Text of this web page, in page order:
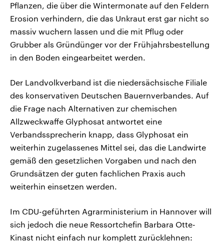
Pflanzen, die über die Wintermonate auf den Feldern
Erosion verhindern, die das Unkraut erst gar nicht so
massiv wuchern lassen und die mit Pflug oder
Grubber als Gründünger vor der Frühjahrsbestellung
in den Boden eingearbeitet werden.
Der Landvolkverband ist die niedersächsische Filiale
des konservativen Deutschen Bauernverbandes. Auf
die Frage nach Alternativen zur chemischen
Allzweckwaffe Glyphosat antwortet eine
Verbandssprecherin knapp, dass Glyphosat ein
weiterhin zugelassenes Mittel sei, das die Landwirte
gemäß den gesetzlichen Vorgaben und nach den
Grundsätzen der guten fachlichen Praxis auch
weiterhin einsetzen werden.
Im CDU-geführten Agrarministerium in Hannover will
sich jedoch die neue Ressortchefin Barbara Otte-
Kinast nicht einfach nur komplett zurücklehnen: